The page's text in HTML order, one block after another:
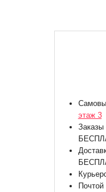
этаж 3
Почтой